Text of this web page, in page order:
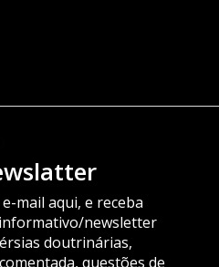
mail aqui, e receba
newsletter
doutrinárias,
questões de